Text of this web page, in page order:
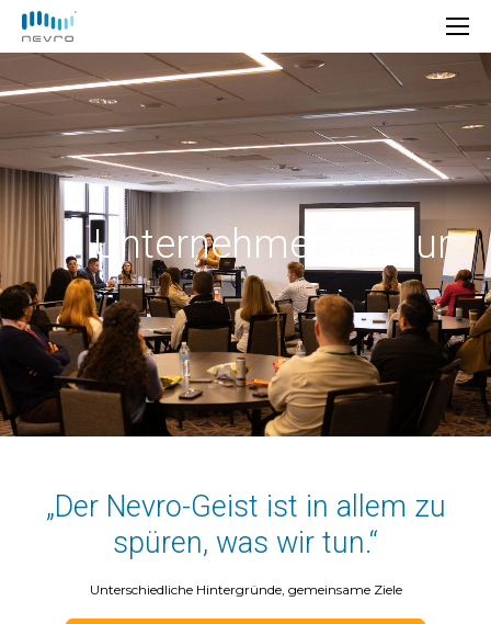
Unternehmenskultur
„Der Nevro-Geist ist in allem zu
spüren, was wir tun.“
Unterschiedliche Hintergründe, gemeinsame Ziele